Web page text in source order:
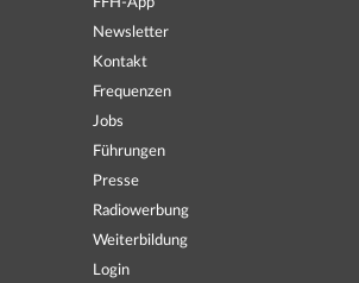
Newsletter
Kontakt
Frequenzen
Jobs
Führungen
Presse
Radiowerbung
Weiterbildung
Login